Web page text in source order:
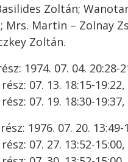
Zoltán;
Mrs. Martin – Zolnay
Zoltán.
1974. 07. 04. 20:28-
07. 13. 18:15-
07. 19. 18:30-
1976. 07. 20. 13:49-
07. 27. 13:52-